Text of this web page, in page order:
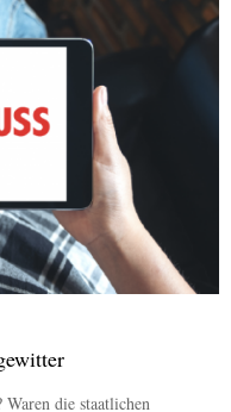
die staatlichen